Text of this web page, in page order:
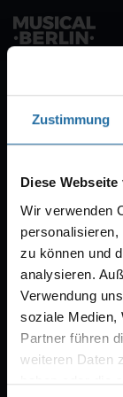
Zustimmung
Diese
Wir verwenden
zu können und
analysieren.
Verwendung
soziale Medien,
Partner führen
weiteren Daten
haben oder die
Estaremos
entradas
Por regla
semanas de